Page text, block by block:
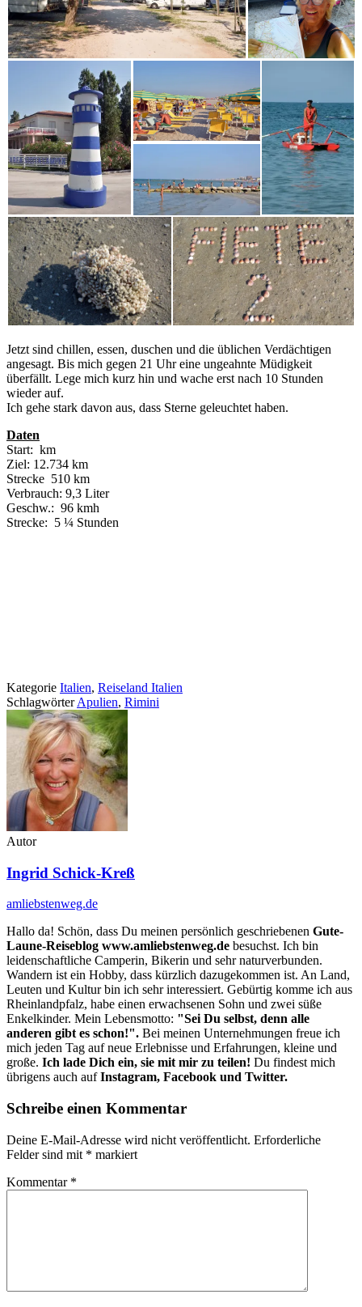
Jetzt sind chillen, essen, duschen und die üblichen Verdächtigen
angesagt. Bis mich gegen 21 Uhr eine ungeahnte Müdigkeit
überfällt. Lege mich kurz hin und wache erst nach 10 Stunden
wieder auf.
Ich gehe stark davon aus, dass Sterne geleuchtet haben.
Daten
Start: km
Ziel: 12.734 km
Strecke 510 km
Verbrauch: 9,3 Liter
Geschw.: 96 kmh
Strecke: 5 ¼ Stunden
Kategorie Italien, Reiseland Italien
SchlagwörterApulien, Rimini
Autor
Ingrid Schick-Kreß
amliebstenweg.de
Hallo da! Schön, dass Du meinen persönlich geschriebenen Gute-
Laune-Reiseblog www.amliebstenweg.de besuchst. Ich bin
leidenschaftliche Camperin, Bikerin und sehr naturverbunden.
Wandern ist ein Hobby, dass kürzlich dazugekommen ist. An Land,
Leuten und Kultur bin ich sehr interessiert. Gebürtig komme ich aus
Rheinlandpfalz, habe einen erwachsenen Sohn und zwei süße
Enkelkinder. Mein Lebensmotto: "Sei Du selbst, denn alle
anderen gibt es schon!". Bei meinen Unternehmungen freue ich
mich jeden Tag auf neue Erlebnisse und Erfahrungen, kleine und
große. Ich lade Dich ein, sie mit mir zu teilen! Du findest mich
übrigens auch aufInstagram, Facebook und Twitter.
Schreibe einen Kommentar
Deine E-Mail-Adresse wird nicht veröffentlicht. Erforderliche
Felder sind mit * markiert
Kommentar *